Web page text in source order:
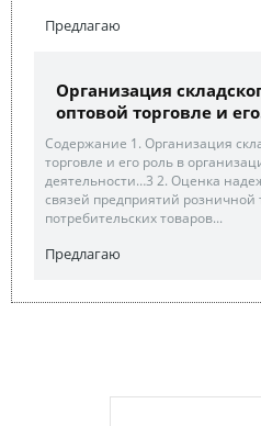
Предлагаю
Организация
оптовой торговле и
Содержание 1. Организация
торговле и его роль в
деятельности…3 2. Оценка
связей предприятий розничной
потребительских товаров...
Предлагаю